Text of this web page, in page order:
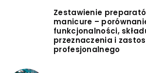
Zestawienie
manicure –
funkcjonalności,
przeznaczenia i
profesjonalnego